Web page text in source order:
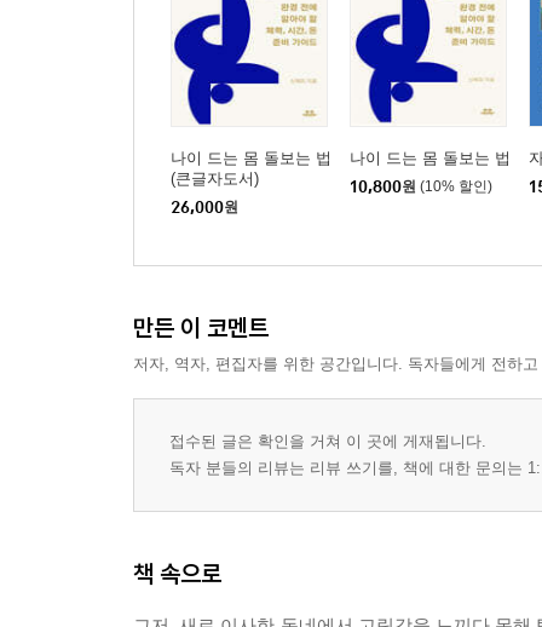
나이 드는 몸 돌보는 법
(큰글자도서)
26,000원
나이 드는 몸 돌보는 법
10,800원 (10% 할인)
만든 이 코멘트
저자, 역자, 편집자를 위한 공간입니다. 독자들에게 전하
접수된 글은 확인을 거쳐 이 곳에 게재됩니다.
독자 분들의 리뷰는 리뷰 쓰기를, 책에 대한 문의는
책 속으로